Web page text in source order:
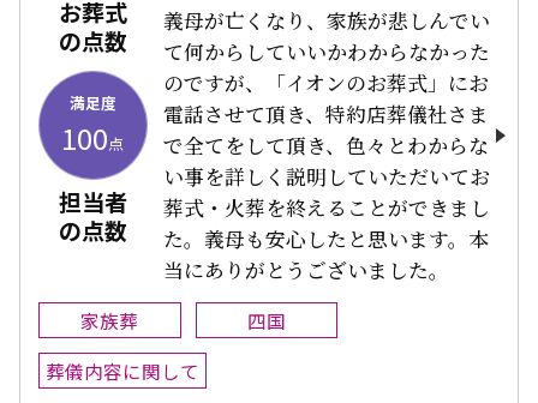
お葬式
の点数
満足度
100点
担当者
の点数
義母が亡くなり、家族が悲しんでい
て何からしていいかわからなかった
のですが、「イオンのお葬式」にお
電話させて頂き、特約店葬儀社さま
で全てをして頂き、色々とわからな
い事を詳しく説明していただいてお
葬式・火葬を終えることができまし
た。義母も安心したと思います。本
当にありがとうございました。
家族葬
四国
葬儀内容に関して